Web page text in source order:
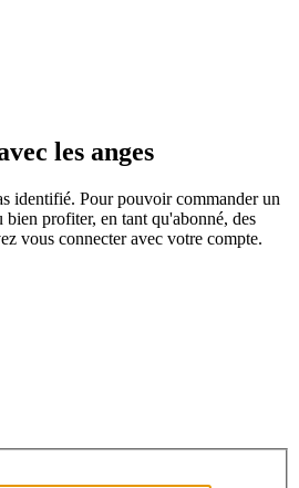
les anges
identifié. Pour pouvoir commander un
profiter, en tant qu'abonné, des
vous connecter avec votre compte.